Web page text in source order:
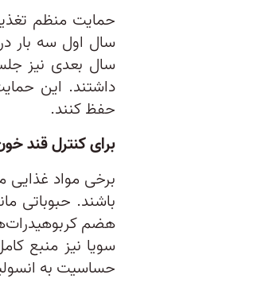
حمایت منظم
سال اول سه بار
سال بعدی نیز
داشتند. این
حفظ کنند.
برای کنترل قند
برخی مواد غذایی
باشند. حبوباتی
هضم
سویا نیز منبع
حساسیت به